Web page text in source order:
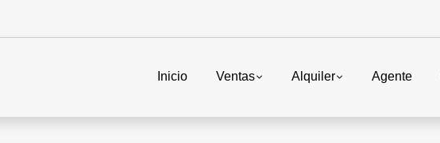
Inicio Ventas Alquiler Agente